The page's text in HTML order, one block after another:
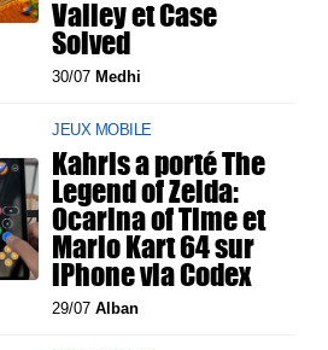
Valley et Case
Solved
30/07 Medhi
JEUX MOBILE
Kahris a porté The
Legend of Zelda:
Ocarina of Time et
Mario Kart 64 sur
iPhone via Codex
29/07Alban